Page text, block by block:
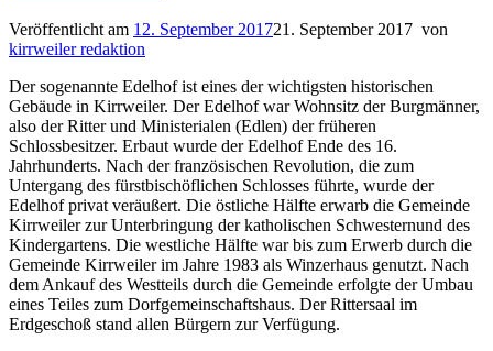
Veröffentlicht am 12. September 201721. September 2017 von
kirrweiler redaktion
Der sogenannte Edelhof ist eines der wichtigsten historischen
Gebäude in Kirrweiler. Der Edelhof war Wohnsitz der Burgmänner,
also der Ritter und Ministerialen (Edlen) der früheren
Schlossbesitzer. Erbaut wurde der Edelhof Ende des 16.
Jahrhunderts. Nach der französischen Revolution, die zum
Untergang des fürstbischöflichen Schlosses führte, wurde der
Edelhof privat veräußert. Die östliche Hälfte erwarb die Gemeinde
Kirrweiler zur Unterbringung der katholischen Schwesternund des
Kindergartens. Die westliche Hälfte war bis zum Erwerb durch die
Gemeinde Kirrweiler im Jahre 1983 als Winzerhaus genutzt. Nach
dem Ankauf des Westteils durch die Gemeinde erfolgte der Umbau
eines Teiles zum Dorfgemeinschaftshaus. Der Rittersaal im
Erdgeschoß stand allen Bürgern zur Verfügung.